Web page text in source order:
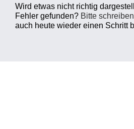
Wird etwas nicht richtig
Fehler gefunden? Bitte
auch heute wieder einen Schritt